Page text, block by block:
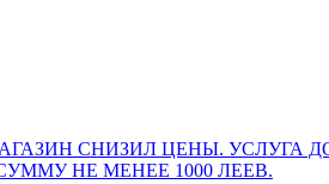
СНИЗИЛ ЦЕНЫ. УСЛУГА
НЕ МЕНЕЕ 1000 ЛЕЕВ.